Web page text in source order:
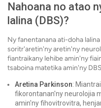
Nahoana no atao
lalina (DBS)?
Ny fanentanana ati-doha
soritr'aretin'ny aretin'ny
fiantraikany lehibe amin'ny
tsaboina matetika amin'ny
Aretina Parkinson:
fikorontanan'ny neurolojia
amin'ny fihovitrovitra,